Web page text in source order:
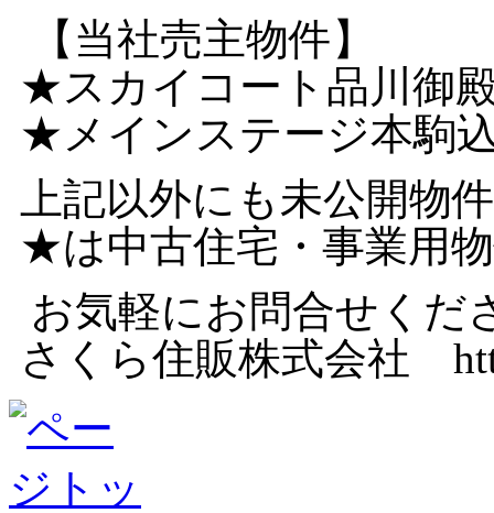
【当社売主物件】
★スカイコート品
★メインステージ本
上記以外にも未公開物
★は中古住宅・事業用
お気軽にお問合せくだ
さくら住販株式会社